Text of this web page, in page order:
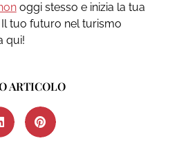
oggi stesso e inizia la tua
Il tuo futuro nel turismo
qui!
ARTICOLO